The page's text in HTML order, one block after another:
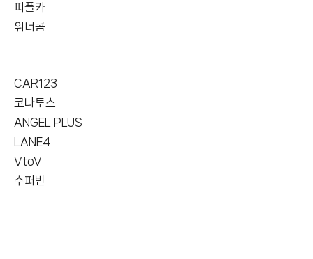
피플카
위너콤
CAR123
코나투스
ANGEL PLUS
LANE4
VtoV
수퍼빈